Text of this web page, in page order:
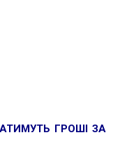
ГРОШІ ЗА